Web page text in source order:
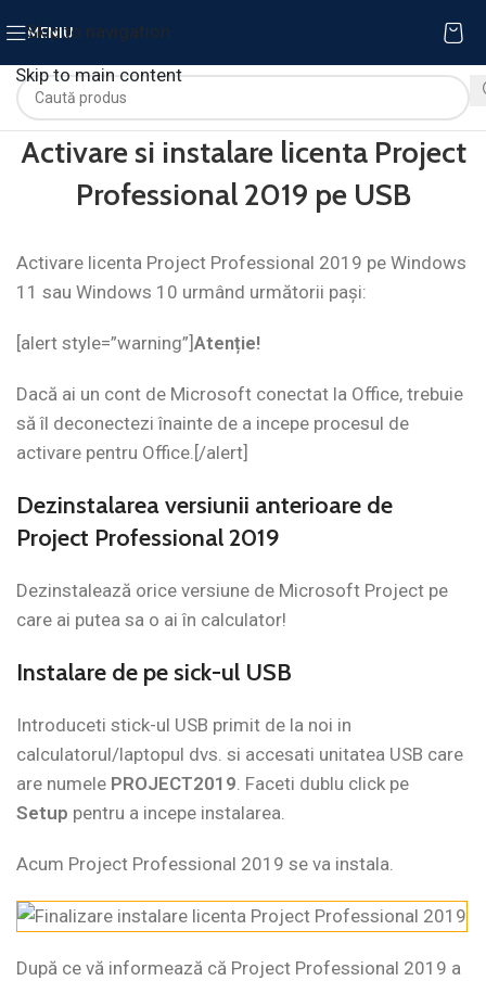
Skip to navigation
Skip to main content
MENIU
Activare si instalare licenta Project
Professional 2019 pe USB
Activare licenta Project Professional 2019 pe Windows
11 sau Windows 10 urmând următorii pași:
[alert style=”warning”]Atenție!
Dacă ai un cont de Microsoft conectat la Office, trebuie
să îl deconectezi înainte de a incepe procesul de
activare pentru Office. [/alert]
Dezinstalarea versiunii anterioare de
Project Professional 2019
Dezinstalează orice versiune de Microsoft Project pe
care ai putea sa o ai în calculator!
Instalare de pe sick-ul USB
Introduceti stick-ul USB primit de la noi in
calculatorul/laptopul dvs. si accesati unitatea USB care
are numele PROJECT2019. Faceti dublu click pe
Setup pentru a incepe instalarea.
Acum Project Professional 2019 se va instala.
După ce vă informează că Project Professional 2019 a